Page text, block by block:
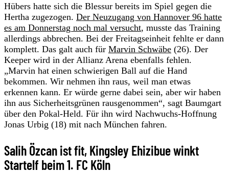
Hübers hatte sich die Blessur bereits im Spiel gegen die
Hertha zugezogen. Der Neuzugang von Hannover 96 hatte
es am Donnerstag noch mal versucht, musste das Training
allerdings abbrechen. Bei der Freitagseinheit fehlte er dann
komplett. Das galt auch für Marvin Schwäbe (26). Der
Keeper wird in der Allianz Arena ebenfalls fehlen.
„Marvin hat einen schwierigen Ball auf die Hand
bekommen. Wir nehmen ihn raus, weil man etwas
erkennen kann. Er würde gerne dabei sein, aber wir haben
ihn aus Sicherheitsgrünen rausgenommen“, sagt Baumgart
über den Pokal-Held. Für ihn wird Nachwuchs-Hoffnung
Jonas Urbig (18) mit nach München fahren.
Salih Özcan ist fit, Kingsley Ehizibue winkt
Startelf beim 1. FC Köln